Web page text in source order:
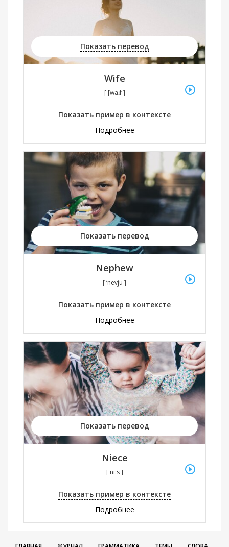
Показать перевод
Wife
[ [waɪf ]
Показать пример в контексте
Подробнее
Показать перевод
Nephew
[ ‘nevju ]
Показать пример в контексте
Подробнее
Показать перевод
Niece
[ ni:s ]
Показать пример в контексте
Подробнее